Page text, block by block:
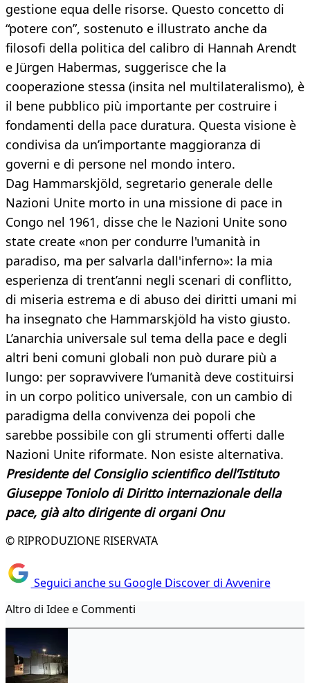
gestione equa delle risorse. Questo concetto di
“potere con”, sostenuto e illustrato anche da
filosofi della politica del calibro di Hannah Arendt
e Jürgen Habermas, suggerisce che la
cooperazione stessa (insita nel multilateralismo), è
il bene pubblico più importante per costruire i
fondamenti della pace duratura. Questa visione è
condivisa da un’importante maggioranza di
governi e di persone nel mondo intero.
Dag Hammarskjöld, segretario generale delle
Nazioni Unite morto in una missione di pace in
Congo nel 1961, disse che le Nazioni Unite sono
state create «non per condurre l'umanità in
paradiso, ma per salvarla dall'inferno»: la mia
esperienza di trent’anni negli scenari di conflitto,
di miseria estrema e di abuso dei diritti umani mi
ha insegnato che Hammarskjöld ha visto giusto.
L’anarchia universale sul tema della pace e degli
altri beni comuni globali non può durare più a
lungo: per sopravvivere l’umanità deve costituirsi
in un corpo politico universale, con un cambio di
paradigma della convivenza dei popoli che
sarebbe possibile con gli strumenti offerti dalle
Nazioni Unite riformate. Non esiste alternativa.
Presidente del Consiglio scientifico dell’Istituto
Giuseppe Toniolo di Diritto internazionale della
pace, già alto dirigente di organi Onu
© RIPRODUZIONE RISERVATA
Seguici anche su Google Discover di Avvenire
Altro di Idee e Commenti